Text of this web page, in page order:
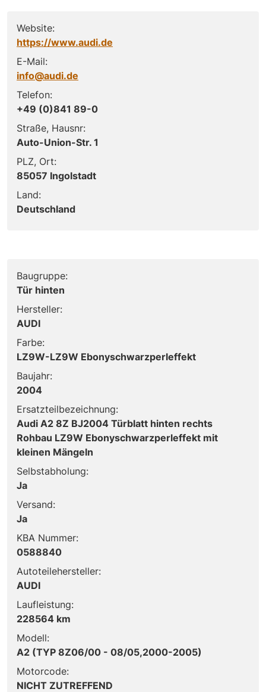
Website:
https://www.audi.de
E-Mail:
info@audi.de
Telefon:
+49 (0)841 89-0
Straße, Hausnr:
Auto-Union-Str. 1
PLZ, Ort:
85057 Ingolstadt
Land:
Deutschland
Baugruppe:
Tür hinten
Hersteller:
AUDI
Farbe:
LZ9W-LZ9W Ebonyschwarzperleffekt
Baujahr:
2004
Ersatzteilbezeichnung:
Audi A2 8Z BJ2004 Türblatt hinten rechts
Rohbau LZ9W Ebonyschwarzperleffekt mit
kleinen Mängeln
Selbstabholung:
Ja
Versand:
Ja
KBA Nummer:
0588840
Autoteilehersteller:
AUDI
Laufleistung:
228564 km
Modell:
A2 (TYP 8Z06/00 - 08/05,2000-2005)
Motorcode:
NICHT ZUTREFFEND